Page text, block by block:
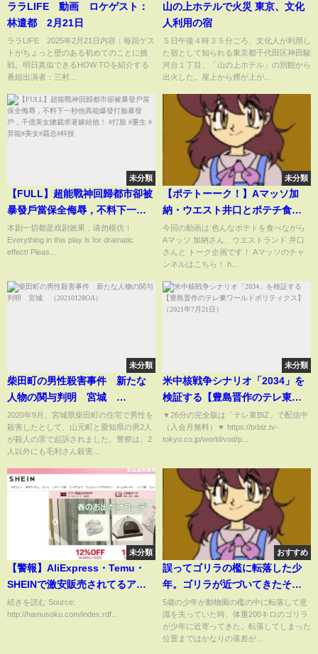
ララLIFE 動画 ロケゲスト：
林遣都 2月21日
ララLIFE 2025年2月21日内容：毎回ゲス
トがちょっと壁のある初めてのことに挑
戦。明日真似できるHOW TOを紹介する
番組出演者：三村...
山の上ホテルで火災 東京、文化
人利用の宿
５日午後４時３５分ごろ、文化人が利用し
た宿として知られる東京都千代田区神田駿
河台１丁目、「山の上ホテル」の別館から
出火した。屋上から煙が上が...
未分類
【FULL】超能戰神回歸都市卻被
暴發戶當保全侮辱，不料下一秒
他異能爆發打臉暴發戶，千億美
女總裁求著嫁給他！ #打脸 #重生
本剧一切都是戏剧效果，请勿模仿！
Everything in this play is for dramatic
effect! Pleas...
未分類
【ポテトーーク！】Aマッソ加
納・ウエスト井口とポテチ食べ
ながら激アツ本音トーク！
今回の動画は 色んなポテトを食べながら
Aマッソ 加納さん、ウエストランド 井口
さんと トーク企画です！ Aマッソのチャ
ンネルはこちら！ h...
未分類
柴田町の男性殺害事件 新たな
人物の関与判明 宮城
（20210128OA）
2020年9月、宮城県柴田町の住宅で男性を
殺害したとして、山元町と愛知県の男2人
が殺人の罪で起訴されました。警察は、2
人以外にも毛利さん殺害...
未分類
米中核戦争シナリオ「2034」を
検証する【豊島晋作のテレ東ワ
ールドポリティクス】（2021年7
月21日）
▼26分の完全版は「テレ東BIZ」で配信中
（入会月無料）▼ https://txbiz.tv-
tokyo.co.jp/world/vod/p...
未分類
【警報】AliExpress・Temu・
SHEINで激安販売されてるアク
セサリーや服 ゲロヤバかっ
た・・・
続きを読む Source:
http://hamusoku.com/index.rdf...
おすすめ
誤ってゴリラの檻に転落した少
年。ゴリラが近づいてきたその
時、予想外の行動に驚きを隠せ
ない【感動】
5歳の少年が動物園の檻の中に転落して意
識を失っていた時、体重200キロのゴリラ
が少年に近寄ってきた。転落してしまった
位置まではかなりの落差が...